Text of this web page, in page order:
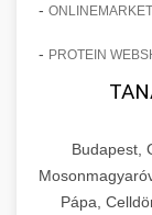
-
- PROTEIN
Budapest,
Pápa,